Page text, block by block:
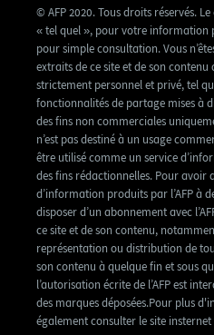
© AFP 2020. Tous droits réservés.
« tel quel », pour votre information
pour simple consultation. Vous
extraits de ce site et de son contenu
strictement personnel et privé, tel
fonctionnalités de partage mises à
des fins non commerciales
n’est pas destiné à un usage
être utilisé comme un service
des fins rédactionnelles. Pour avoir
d’information produits par l’AFP à
disposer d’un abonnement avec
ce site et de son contenu,
représentation ou distribution de
son contenu à quelque fin et sous
l’autorisation écrite de l’AFP est
des marques déposées.Pour plus
également consulter le site insternet